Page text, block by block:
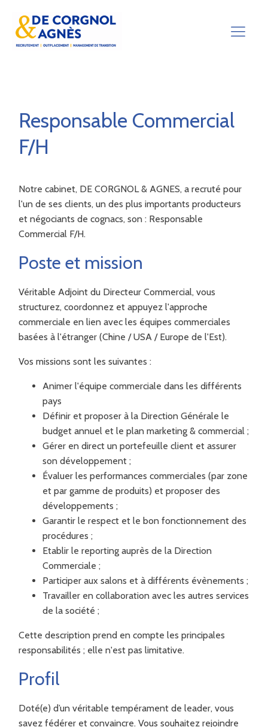
Responsable Commercial
F/H
Notre cabinet, DE CORGNOL & AGNES, a recruté pour
l'un de ses clients, un des plus importants producteurs
et négociants de cognacs, son : Responsable
Commercial F/H.
Poste et mission
Véritable Adjoint du Directeur Commercial, vous
structurez, coordonnez et appuyez l'approche
commerciale en lien avec les équipes commerciales
basées à l'étranger (Chine / USA / Europe de l'Est).
Vos missions sont les suivantes :
Animer l'équipe commerciale dans les différents
pays
Définir et proposer à la Direction Générale le
budget annuel et le plan marketing & commercial ;
Gérer en direct un portefeuille client et assurer
son développement ;
Évaluer les performances commerciales (par zone
et par gamme de produits) et proposer des
développements ;
Garantir le respect et le bon fonctionnement des
procédures ;
Etablir le reporting auprès de la Direction
Commerciale ;
Participer aux salons et à différents évènements ;
Travailler en collaboration avec les autres services
de la société ;
Cette description prend en compte les principales
responsabilités ; elle n'est pas limitative.
Profil
Doté(e) d’un véritable tempérament de leader, vous
savez fédérer et convaincre. Vous souhaitez rejoindre